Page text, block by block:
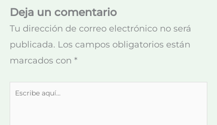
Deja un comentario
Tu dirección de correo electrónico no será
publicada. Los campos obligatorios están
marcados con *